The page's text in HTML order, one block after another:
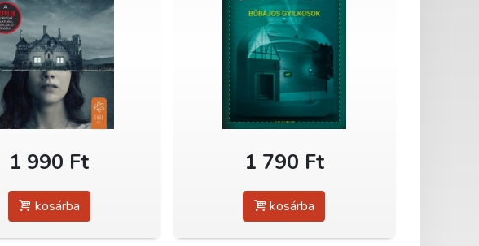
1 990 Ft
kosárba
1 790 Ft
kosárba